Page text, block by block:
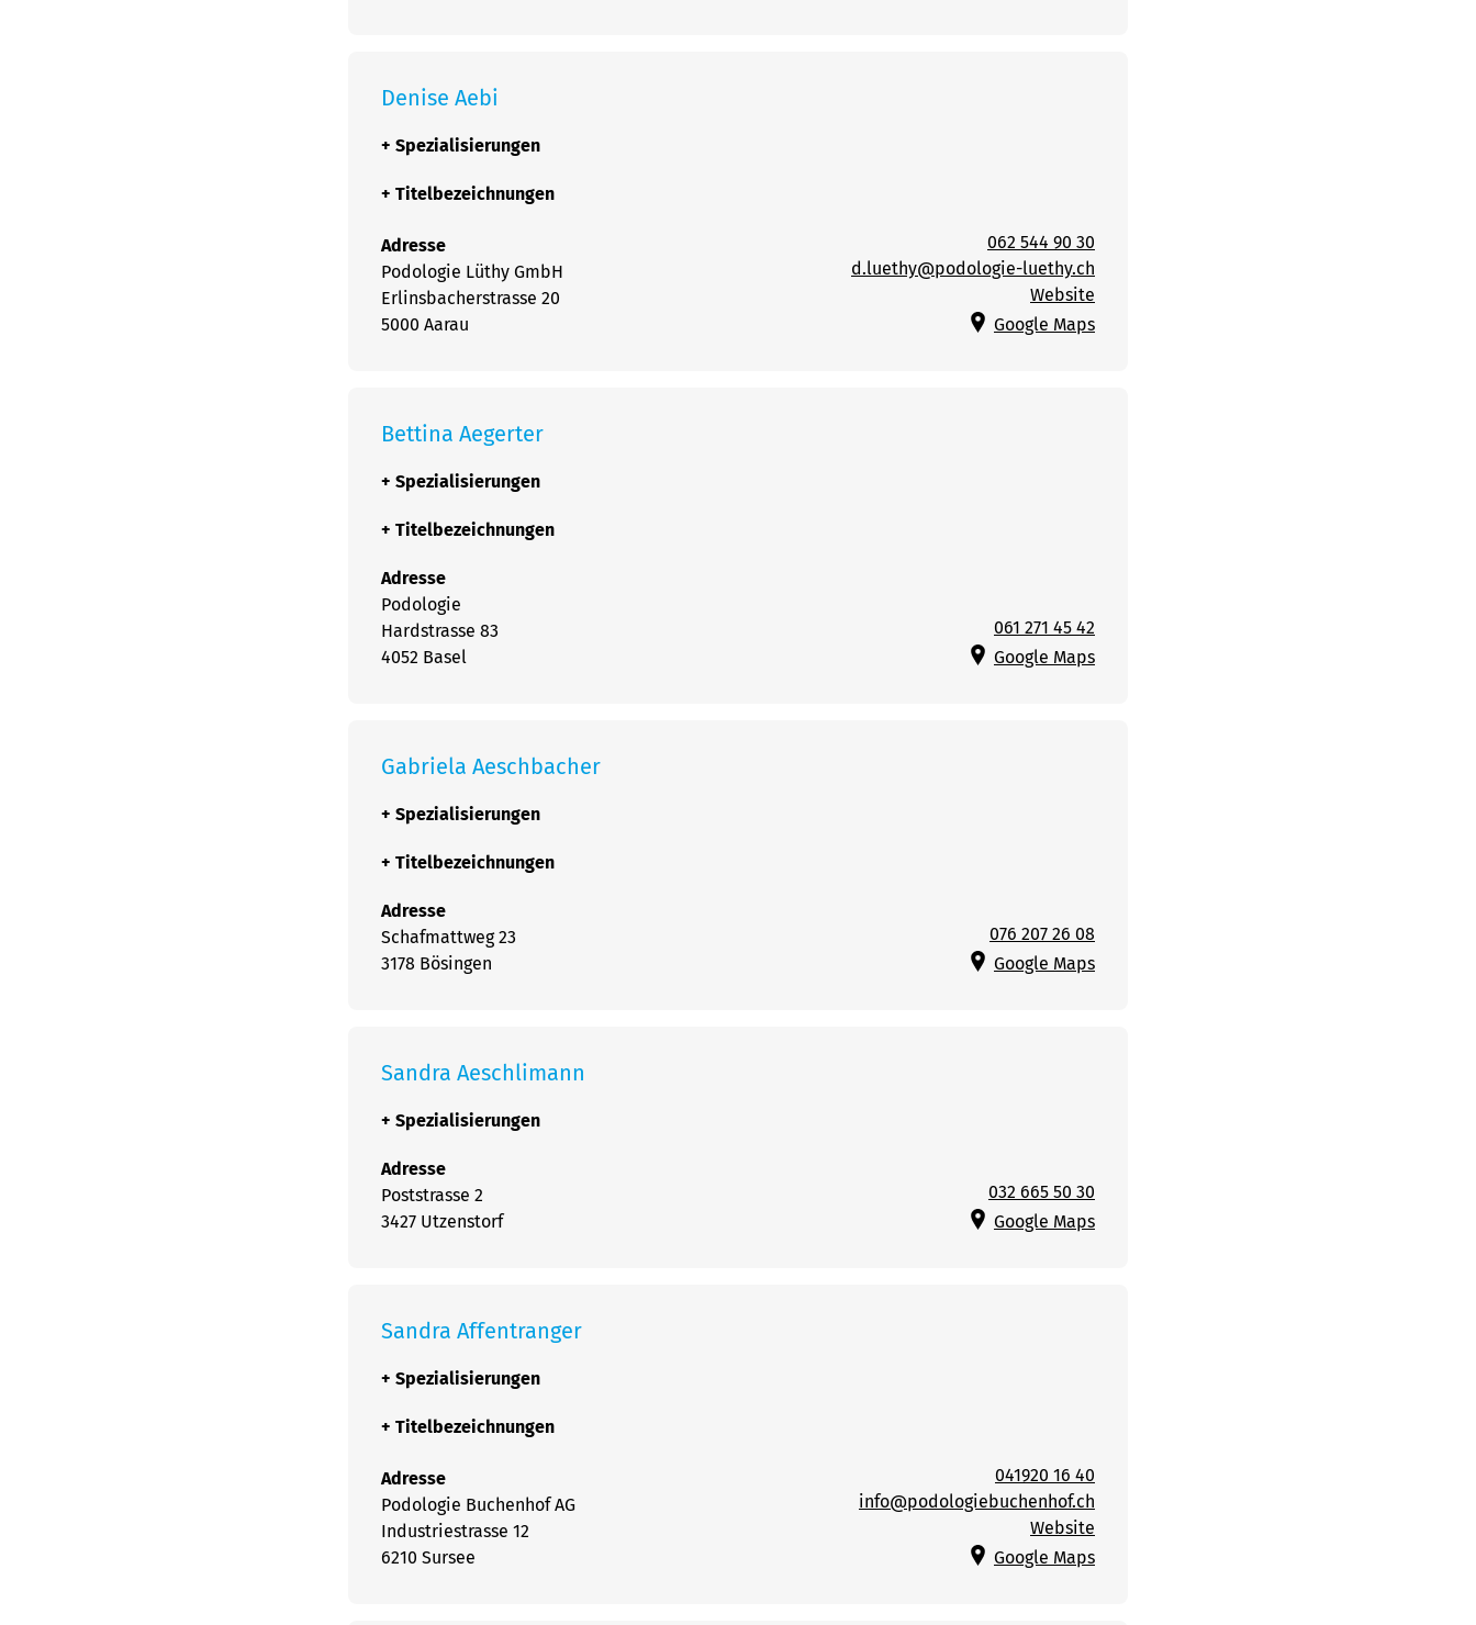
Denise Aebi
+ Spezialisierungen
+ Titelbezeichnungen
Adresse
Podologie Lüthy GmbH
Erlinsbacherstrasse 20
5000 Aarau
062 544 90 30
d.luethy@podologie-luethy.ch
Website
Google Maps
Bettina Aegerter
+ Spezialisierungen
+ Titelbezeichnungen
Adresse
Podologie
Hardstrasse 83
4052 Basel
061 271 45 42
Google Maps
Gabriela Aeschbacher
+ Spezialisierungen
+ Titelbezeichnungen
Adresse
Schafmattweg 23
3178 Bösingen
076 207 26 08
Google Maps
Sandra Aeschlimann
+ Spezialisierungen
Adresse
Poststrasse 2
3427 Utzenstorf
032 665 50 30
Google Maps
Sandra Affentranger
+ Spezialisierungen
+ Titelbezeichnungen
Adresse
Podologie Buchenhof AG
Industriestrasse 12
6210 Sursee
041920 16 40
info@podologiebuchenhof.ch
Website
Google Maps